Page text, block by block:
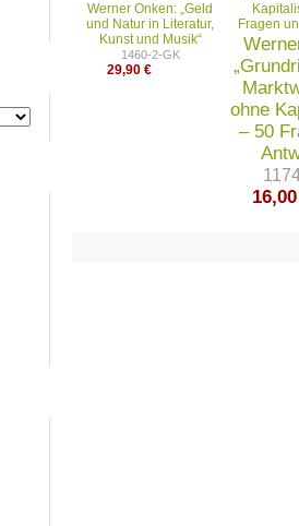
Werner Onken: „Geld
und Natur in Literatur,
Kunst und Musik“
1460-2-GK
29,90 €
ohne
– 50